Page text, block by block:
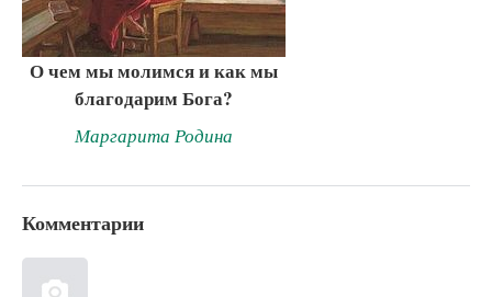
О чем мы молимся и как мы
благодарим Бога?
Маргарита Родина
Комментарии